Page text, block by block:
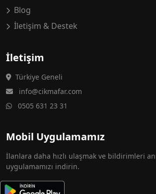
Blog
İletişim & Destek
İletişim
Türkiye Geneli
info@cikmafar.com
0505 631 23 31
Mobil Uygulamamız
İlanlara daha hızlı ulaşmak ve bildirimleri
uygulamamızı indirin.